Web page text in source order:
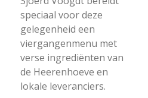
speciaal voor deze
gelegenheid een
viergangenmenu met
verse ingrediënten van
de Heerenhoeve en
lokale leveranciers.